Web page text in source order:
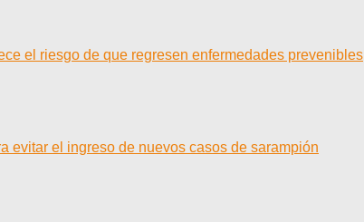
el riesgo de que regresen enfermedades prevenibles
evitar el ingreso de nuevos casos de sarampión